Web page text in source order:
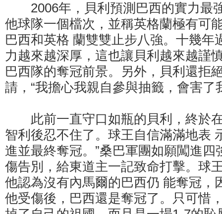
2006年，貝利預測巴西的實力最
他球隊一個檔次，並稱英格蘭極有可
巴西和英格 蘭雙雙止步八強。十幾年
力越來越深厚，這也讓貝利越來越謹
巴西隊的奪冠前景。另外，貝利還拒
請，“我擔心我親自參與抽籤，會害了
此前一直守口如瓶的貝利，終於
智利後忍不住了。球王自信滿滿地表
進並最終奪冠。”桑巴軍團如願闖進
傷告別，給東道主一記致命打擊。球
他認為沒有內馬爾的巴西仍 能奪冠，
他受傷後，巴西還是奪冠了。只可惜